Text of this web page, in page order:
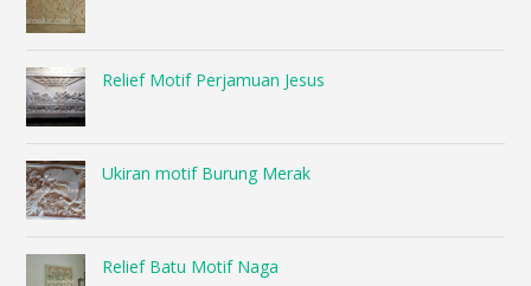
Relief Motif Perjamuan Jesus
Ukiran motif Burung Merak
Relief Batu Motif Naga